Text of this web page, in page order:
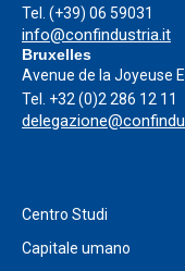
Tel. (+39) 06 59031
info@confindustria.it
Bruxelles
Avenue de la Joyeuse
Tel. +32 (0)2 286 12 11
Centro Studi
Capitale umano